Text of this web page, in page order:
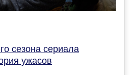
сезона сериала
ужасов